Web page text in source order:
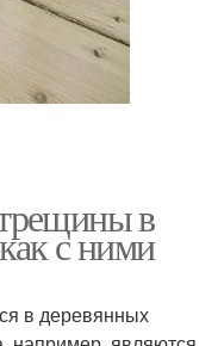
в
с ними
в деревянных